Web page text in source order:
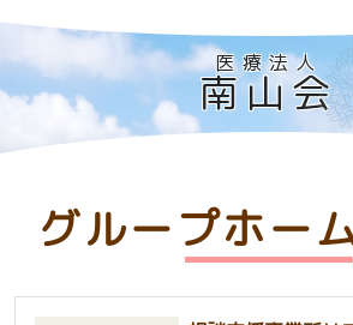
医療法人
南山会
グループホー